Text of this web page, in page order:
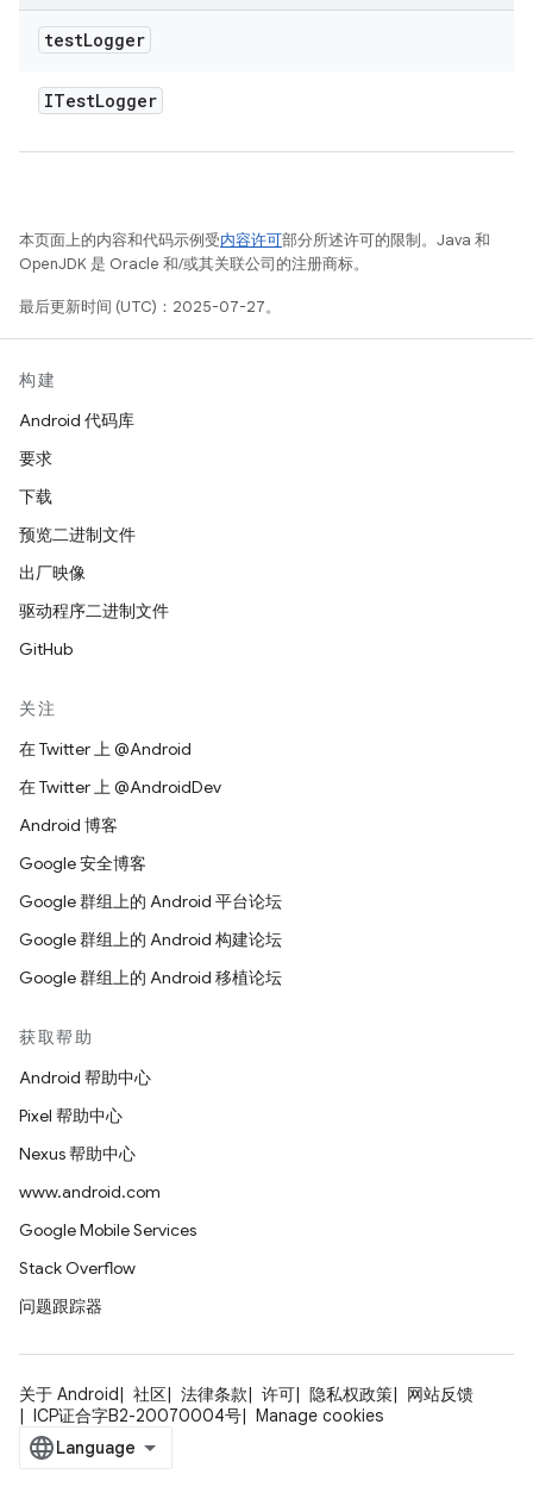
testLogger
ITestLogger
本页面上的内容和代码示例受内容许可部分所述许可的限制。Java 和
OpenJDK 是 Oracle 和/或其关联公司的注册商标。
最后更新时间 (UTC)：2025-07-27。
构建
Android 代码库
要求
下载
预览二进制文件
出厂映像
驱动程序二进制文件
GitHub
关注
在 Twitter 上 @Android
在 Twitter 上 @AndroidDev
Android 博客
Google 安全博客
Google 群组上的 Android 平台论坛
Google 群组上的 Android 构建论坛
Google 群组上的 Android 移植论坛
获取帮助
Android 帮助中心
Pixel 帮助中心
Nexus 帮助中心
www.android.com
Google Mobile Services
Stack Overflow
问题跟踪器
关于 Android 社区 法律条款 许可 隐私权政策
网站反馈
ICP证合字B2-20070004号
Manage cookies